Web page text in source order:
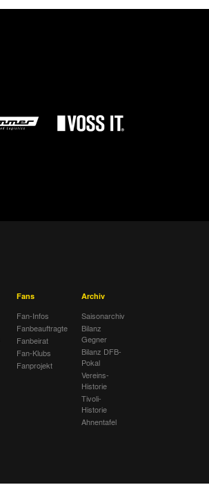
Fans
Fan-Infos
Fanbeauftragte
Fanbeirat
Fan-Klubs
Fanprojekt
Archiv
Saisonarchiv
Bilanz
Gegner
Bilanz DFB-
Pokal
Vereins-
Historie
Tivoli-
Historie
Ahnentafel